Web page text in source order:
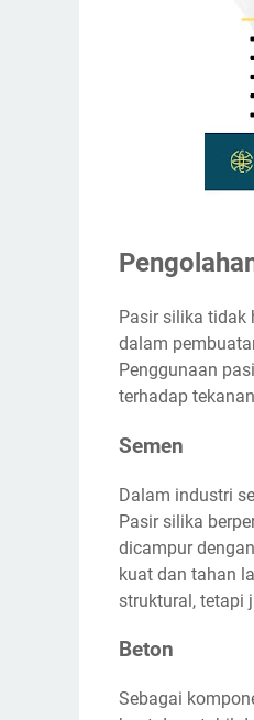
Pasir silika tidak
dalam
Penggunaan
terhadap
Semen
Dalam industri
Pasir silika
dicampur
kuat dan tahan
struktural, tetapi
Beton
Sebagai